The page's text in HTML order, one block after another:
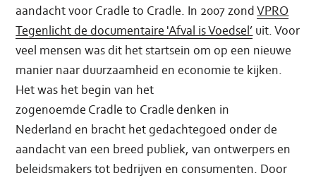
aandacht voor Cradle to Cradle. In 2007 zondVPRO
Tegenlicht de documentaire 'Afval is Voedsel’ uit. Voor
veel mensen was dit het startsein om op een nieuwe
manier naar duurzaamheid en economie te kijken.
Het was het begin van het
zogenoemde Cradle to Cradle denken in
Nederland en bracht het gedachtegoed onder de
aandacht van een breed publiek, van ontwerpers en
beleidsmakers tot bedrijven en consumenten. Door